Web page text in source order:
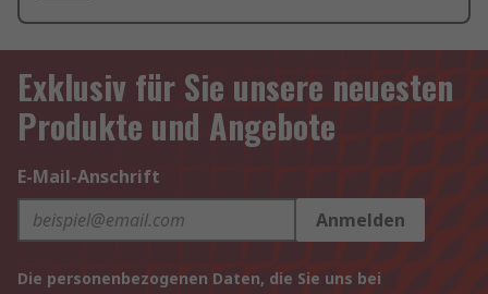
Exklusiv für Sie unsere neuesten
Produkte und Angebote
E-Mail-Anschrift
Anmelden
Die personenbezogenen Daten, die Sie uns bei